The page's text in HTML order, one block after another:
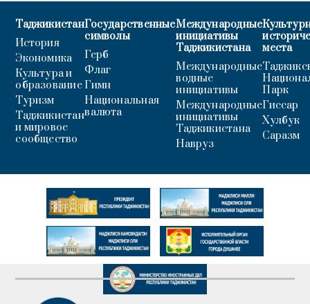
Таджикистан
История
Экономика
Культура и
образование
Туризм
Таджикистан
и мировое
сообщество
Государственные
символы
Герб
Флаг
Гимн
Национальная
валюта
Международные
инициативы
Таджикистана
Международные
водные
инициативы
Международные
инициативы
Таджикистана
Навруз
места
Парк
Гиссар
Хулбук
Саразм